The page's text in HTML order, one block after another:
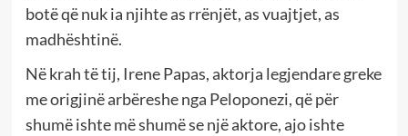
botë që nuk ia njihte as rrënjët, as vuajtjet, as
madhështinë.
Në krah të tij, Irene Papas, aktorja legjendare greke
me origjinë arbëreshe nga Peloponezi, që për
shumë ishte më shumë se një aktore, ajo ishte